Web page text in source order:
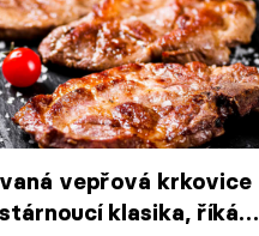
vepřová krkovice
klasika, říká